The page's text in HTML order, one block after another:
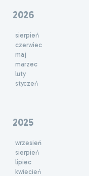
2026
sierpień
czerwiec
maj
marzec
luty
styczeń
2025
wrzesień
sierpień
lipiec
kwiecień